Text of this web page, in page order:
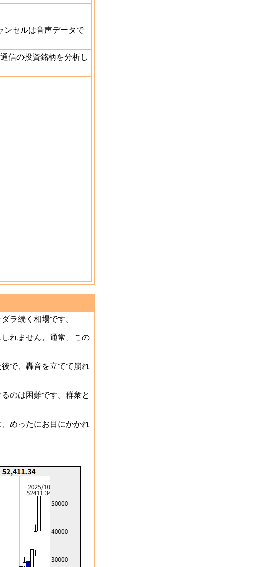
ンセルは音声データで
信の投資銘柄を分析し
ラ続く相場です。
れません。通常、この
で、轟音を立てて崩れ
のは困難です。群衆と
めったにお目にかかれ